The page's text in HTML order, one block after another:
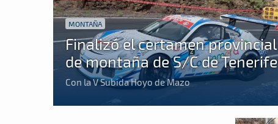
MONTAÑA
Finalizó el certamen provincial
de montaña de S/C de Tenerife
Con la V Subida Hoyo de Mazo